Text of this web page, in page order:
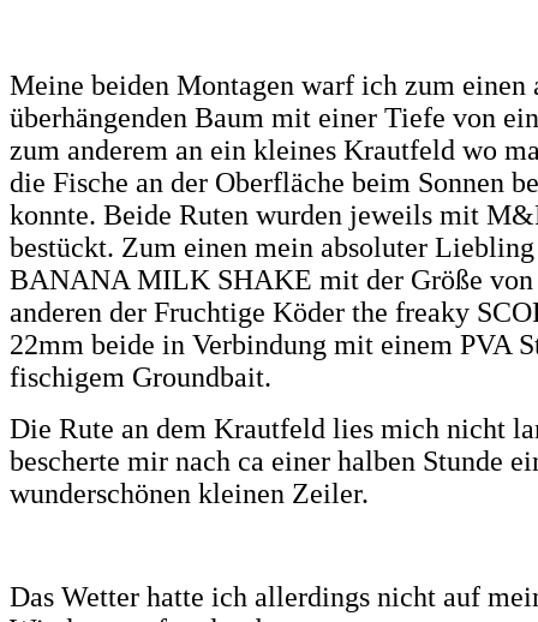
Meine beiden Montagen warf ich zum einen
überhängenden Baum mit einer Tiefe von
zum anderem an ein kleines Krautfeld wo
die Fische an der Oberfläche beim Sonnen
konnte. Beide Ruten wurden jeweils mit
bestückt. Zum einen mein absoluter Liebling
BANANA MILK SHAKE mit der Größe von
anderen der Fruchtige Köder the freaky
22mm beide in Verbindung mit einem PVA
fischigem Groundbait.
Die Rute an dem Krautfeld lies mich nicht
bescherte mir nach ca einer halben Stunde
wunderschönen kleinen Zeiler.
Das Wetter hatte ich allerdings nicht auf